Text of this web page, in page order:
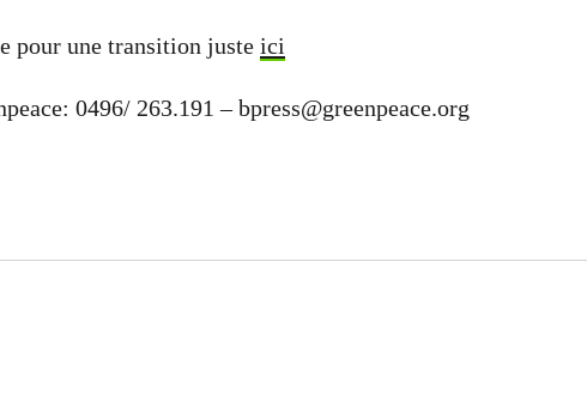
pour une transition juste ici
0496/ 263.191 –bpress@greenpeace.org